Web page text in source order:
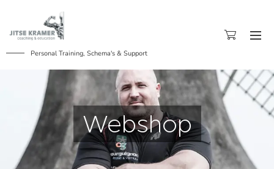
Personal Training, Schema's & Support
Webshop